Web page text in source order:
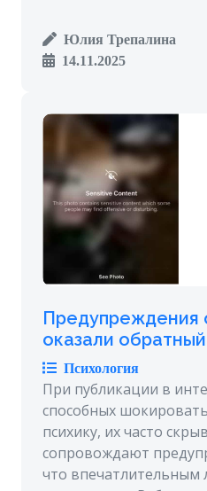
Юлия Трепалина
14.11.2025
Предупреждения
оказали
Психология
При публикации в
способных
психику, их часто
сопровождают
что впечатлительным